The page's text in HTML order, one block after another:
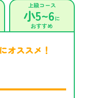
上級コース
小5~6に
おすすめ
オススメ！